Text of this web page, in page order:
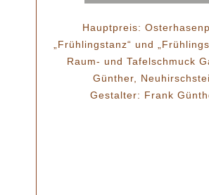
Hauptpreis:
„Frühlingstanz“ und
Raum- und Tafelschmuck
Günther,
Gestalter: Frank